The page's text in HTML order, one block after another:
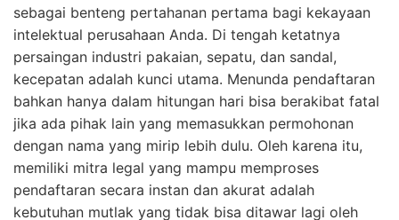
sebagai benteng pertahanan pertama bagi kekayaan
intelektual perusahaan Anda. Di tengah ketatnya
persaingan industri pakaian, sepatu, dan sandal,
kecepatan adalah kunci utama. Menunda pendaftaran
bahkan hanya dalam hitungan hari bisa berakibat fatal
jika ada pihak lain yang memasukkan permohonan
dengan nama yang mirip lebih dulu. Oleh karena itu,
memiliki mitra legal yang mampu memproses
pendaftaran secara instan dan akurat adalah
kebutuhan mutlak yang tidak bisa ditawar lagi oleh